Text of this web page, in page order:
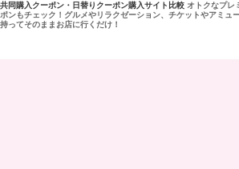
同購入クーポン・日替りクーポン購入サイト比較 オトクなプレ
ンもチェック！グルメやリラクゼーション、チケットやアミ
ってそのままお店に行くだけ！